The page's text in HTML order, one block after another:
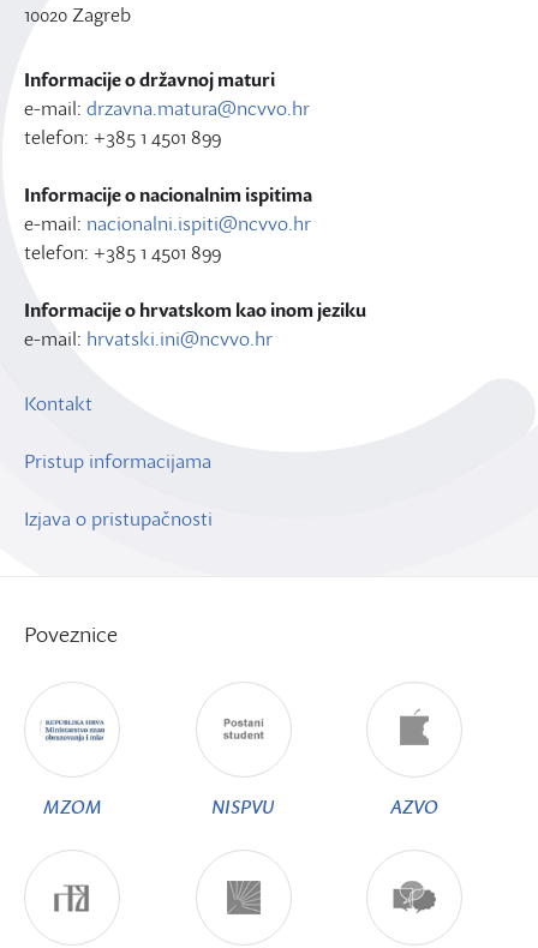
10020 Zagreb
Informacije o državnoj maturi
e-mail: drzavna.matura@ncvvo.hr
telefon: +385 1 4501 899
Informacije o nacionalnim ispitima
e-mail: nacionalni.ispiti@ncvvo.hr
telefon: +385 1 4501 899
Informacije o hrvatskom kao inom jeziku
e-mail: hrvatski.ini@ncvvo.hr
Kontakt
Pristup informacijama
Izjava o pristupačnosti
Poveznice
MZOM NISPVU AZVO